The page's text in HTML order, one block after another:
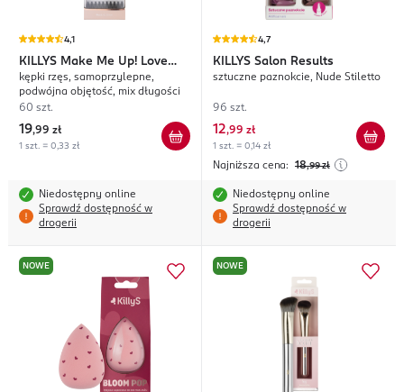
4,1
KILLYS Make Me Up! Love
Lashes
kępki rzęs, samoprzylepne,
podwójna objętość, mix długości
60 szt.
19,99 zł
1 szt. = 0,33 zł
Niedostępny online
Sprawdź dostępność w
drogerii
4,7
KILLYS Salon Results
sztuczne paznokcie, Nude Stiletto
96 szt.
12,99 zł
1 szt. = 0,14 zł
Najniższa cena: 18,99 zł
Niedostępny online
Sprawdź dostępność w
drogerii
NOWE NOWE